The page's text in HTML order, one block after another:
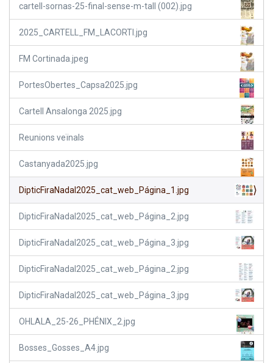
cartell-sornas-25-final-sense-m-tall (002).jpg
2025_CARTELL_FM_LACORTI.jpg
FM Cortinada.jpeg
PortesObertes_Capsa2025.jpg
Cartell Ansalonga 2025.jpg
Reunions veïnals
Castanyada2025.jpg
DipticFiraNadal2025_cat_web_Página_1.jpg
DipticFiraNadal2025_cat_web_Página_2.jpg
DipticFiraNadal2025_cat_web_Página_3.jpg
DipticFiraNadal2025_cat_web_Página_2.jpg
DipticFiraNadal2025_cat_web_Página_3.jpg
OHLALA_25-26_PHÉNIX_2.jpg
Bosses_Gosses_A4.jpg